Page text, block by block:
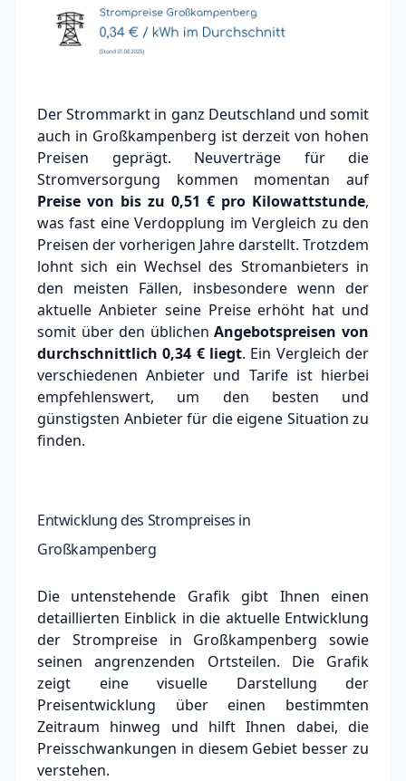
Der Strommarkt in ganz Deutschland und somit
auch in Großkampenberg ist derzeit von hohen
Preisen geprägt. Neuverträge für die
Stromversorgung kommen momentan auf
Preise von bis zu 0,51 € pro Kilowattstunde,
was fast eine Verdopplung im Vergleich zu den
Preisen der vorherigen Jahre darstellt. Trotzdem
lohnt sich ein Wechsel des Stromanbieters in
den meisten Fällen, insbesondere wenn der
aktuelle Anbieter seine Preise erhöht hat und
somit über den üblichenAngebotspreisen von
durchschnittlich0,34 €liegt. Ein Vergleich der
verschiedenen Anbieter und Tarife ist hierbei
empfehlenswert, um den besten und
günstigsten Anbieter für die eigene Situation zu
finden.
Entwicklung des Strompreises in
Großkampenberg
Die untenstehende Grafik gibt Ihnen einen
detaillierten Einblick in die aktuelle Entwicklung
der Strompreise in Großkampenberg sowie
seinen angrenzenden Ortsteilen. Die Grafik
zeigt eine visuelle Darstellung der
Preisentwicklung über einen bestimmten
Zeitraum hinweg und hilft Ihnen dabei, die
Preisschwankungen in diesem Gebiet besser zu
verstehen.